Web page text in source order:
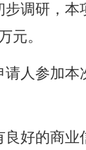
步调研，本
元。
请人参加本
良好的商